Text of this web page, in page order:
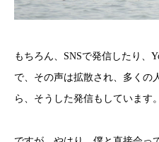
もちろん、SNSで発信したり、
で、その声は拡散され、多くの
ら、そうした発信もしています。